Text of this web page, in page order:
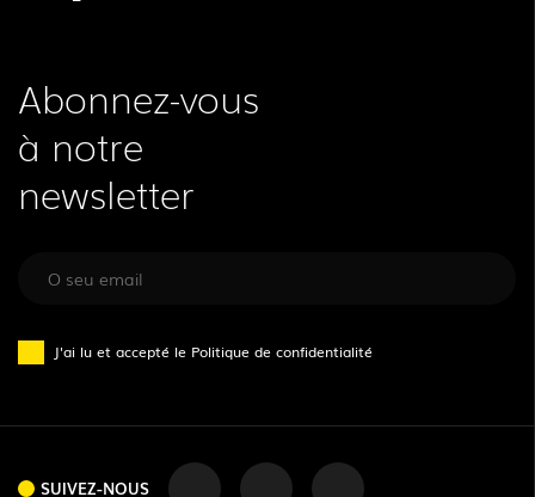
Abonnez-vous
à notre
newsletter
J'ai lu et accepté le Politique de confidentialité
SUIVEZ-NOUS